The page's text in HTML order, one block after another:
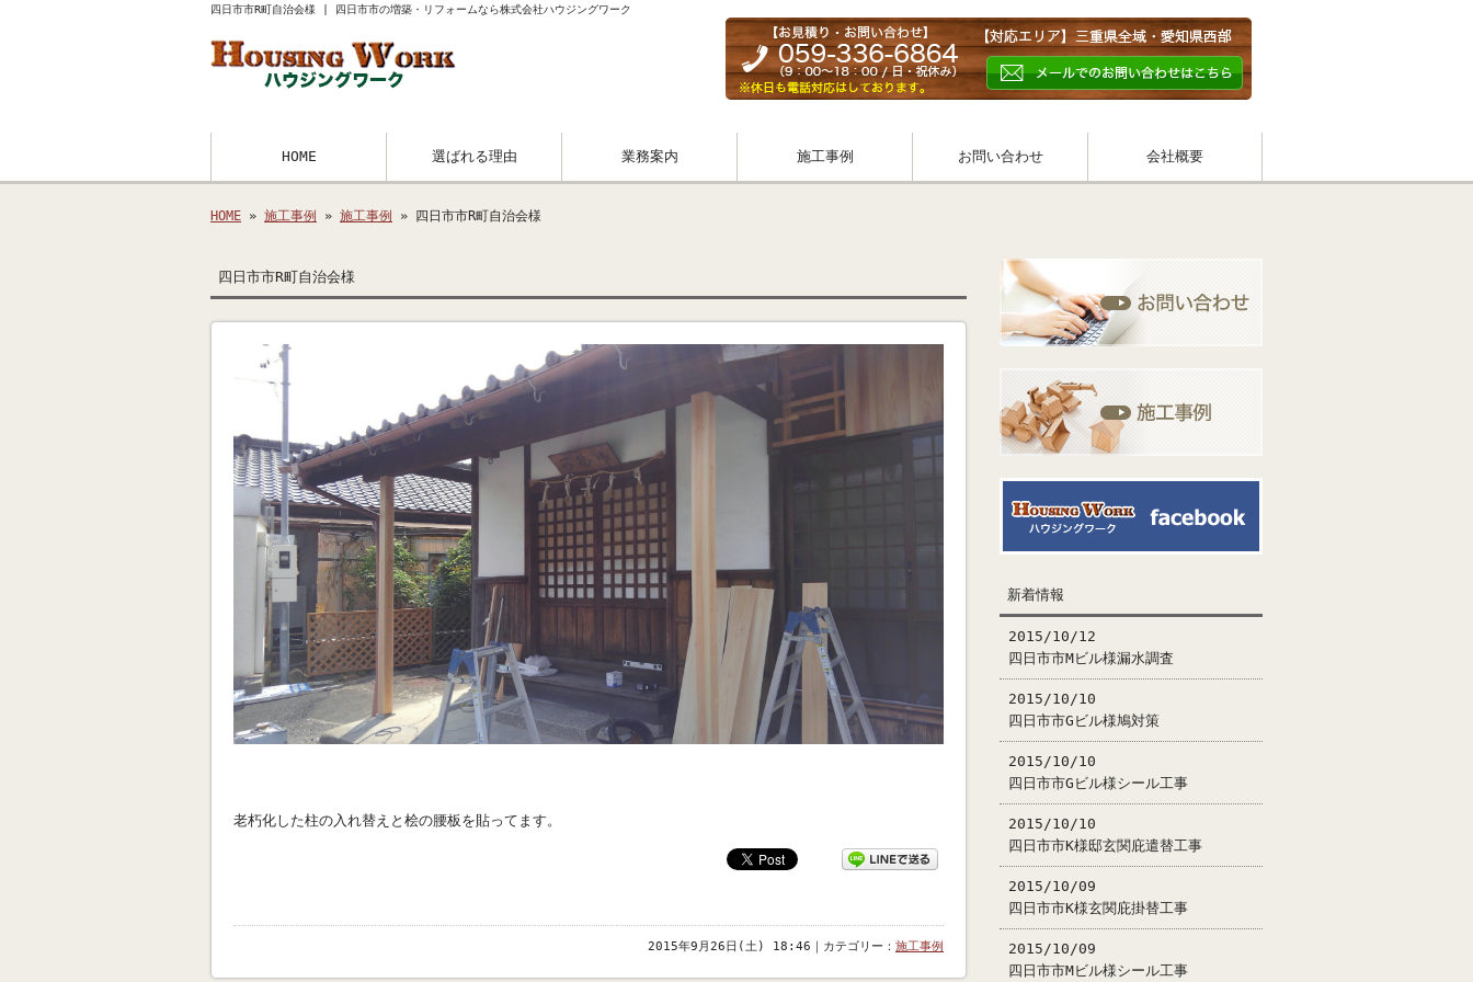
四日市市R町自治会様 | 四日市市の増築・リフォームなら株式会社ハウジングワーク
HOME 選ばれる理由 業務案内 施工事例 お問い合わせ 会社概要
HOME » 施工事例 » 施工事例 » 四日市市R町自治会様
四日市市R町自治会様
老朽化した柱の入れ替えと桧の腰板を貼ってます。
2015年9月26日(土) 18:46｜カテゴリー： 施工事例
新着情報
2015/10/12
四日市市Mビル様漏水調査
2015/10/10
四日市市Gビル様鳩対策
2015/10/10
四日市市Gビル様シール工事
2015/10/10
四日市市K様邸玄関庇遣替工事
2015/10/09
四日市市K様玄関庇掛替工事
2015/10/09
四日市市Mビル様シール工事